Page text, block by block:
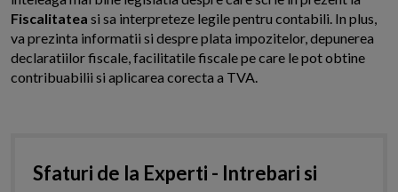
Fiscalitatea si sa interpreteze legile pentru contabili. In plus,
va prezinta informatii si despre plata impozitelor, depunerea
declaratiilor fiscale, facilitatile fiscale pe care le pot obtine
contribuabilii si aplicarea corecta a TVA.
Sfaturi de la Experti - Intrebari si